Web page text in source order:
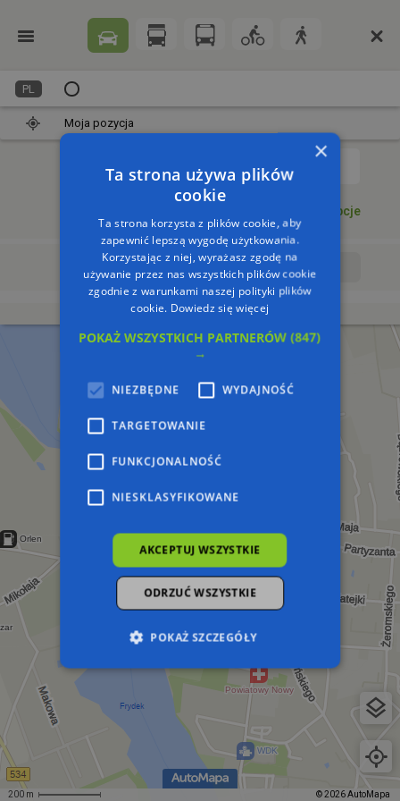
200 m © 2026 AutoMapa
PL
Moja pozycja
Opcje
Wyrusz teraz Wyrusz o:
×
Ta strona używa plików
cookie
Ta strona korzysta z plików cookie, aby
zapewnić lepszą wygodę użytkowania.
Korzystając z niej, wyrażasz zgodę na
używanie przez nas wszystkich plików cookie
zgodnie z warunkami naszej polityki plików
cookie. Dowiedz się więcej
POKAŻ WSZYSTKICH PARTNERÓW(847)
→
NIEZBĘDNE WYDAJNOŚĆ
TARGETOWANIE
FUNKCJONALNOŚĆ
NIESKLASYFIKOWANE
AKCEPTUJ WSZYSTKIE
ODRZUĆ WSZYSTKIE
POKAŻ SZCZEGÓŁY
Niezbędne Wydajność
Targetowanie
Funkcjonalność
Niesklasyfikowane
Niezbędne pliki cookie umożliwiają korzystanie z
podstawowych funkcji strony internetowej,
takich jak logowanie użytkownika i zarządzanie